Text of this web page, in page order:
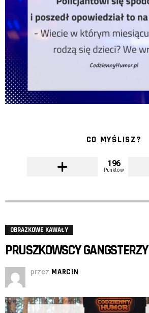
CO MYŚLISZ?
196
Punktów
OBRAZKOWE KAWAŁY
PRUSZKOWSCY GANGSTERZY
przez MARCIN